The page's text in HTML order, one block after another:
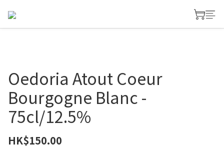
Oedoria Atout Coeur
Bourgogne Blanc -
75cl/12.5%
HK$150.00